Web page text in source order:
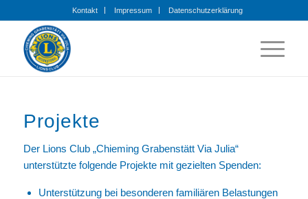
Kontakt Impressum Datenschutzerklärung
Projekte
Der Lions Club „Chieming Grabenstätt Via Julia“
unterstützte folgende Projekte mit gezielten Spenden:
Unterstützung bei besonderen familiären Belastungen